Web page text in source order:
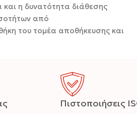
η δυνατότητα διάθεσης
από
του τομέα αποθήκευσης και
Πιστοποιήσεις